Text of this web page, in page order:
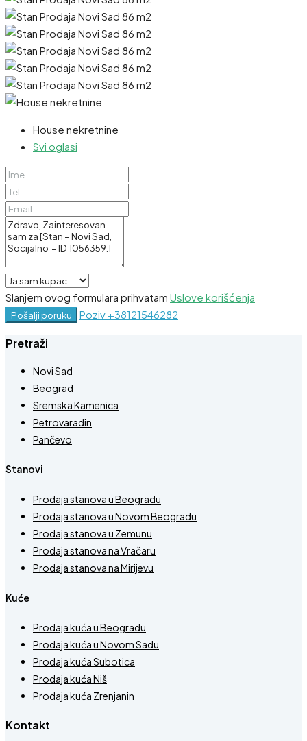
House nekretnine
Svi oglasi
Slanjem ovog formulara prihvatam Uslove korišćenja
Pošalji poruku Poziv +38121546282
Pretraži
Novi Sad
Beograd
Sremska Kamenica
Petrovaradin
Pančevo
Stanovi
Prodaja stanova u Beogradu
Prodaja stanova u Novom Beogradu
Prodaja stanova u Zemunu
Prodaja stanova na Vračaru
Prodaja stanova na Mirijevu
Kuće
Prodaja kuća u Beogradu
Prodaja kuća u Novom Sadu
Prodaja kuća Subotica
Prodaja kuća Niš
Prodaja kuća Zrenjanin
Kontakt